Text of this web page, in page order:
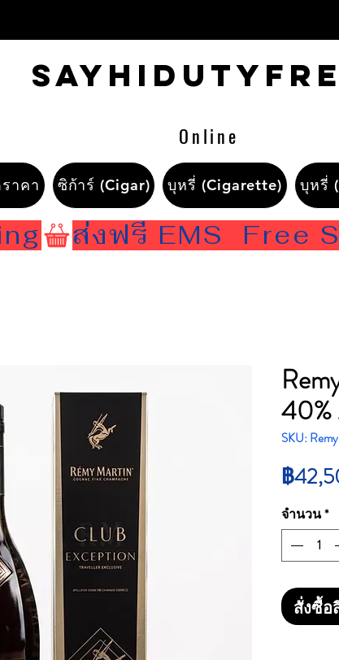
Online
าคา ซิก้าร์ (Cigar) บุหรี่ (Cigarette) บุหรี่
40%
SKU:
฿
จำนวน*
สั่งซื้อ